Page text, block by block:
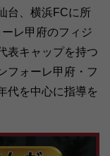
台、横浜FCに所
レ甲府のフィジ
表キャップを持つ
フォーレ甲府・フ
代を中心に指導を